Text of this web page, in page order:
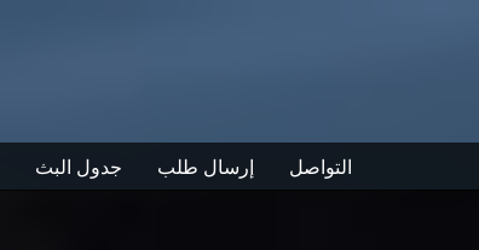
جدول البث إرسال طلب التواصل